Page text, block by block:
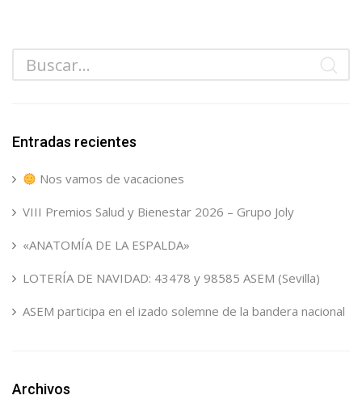
Entradas recientes
Nos vamos de vacaciones
VIII Premios Salud y Bienestar 2026 – Grupo Joly
«ANATOMÍA DE LA ESPALDA»
LOTERÍA DE NAVIDAD: 43478 y 98585 ASEM (Sevilla)
ASEM participa en el izado solemne de la bandera nacional
Archivos